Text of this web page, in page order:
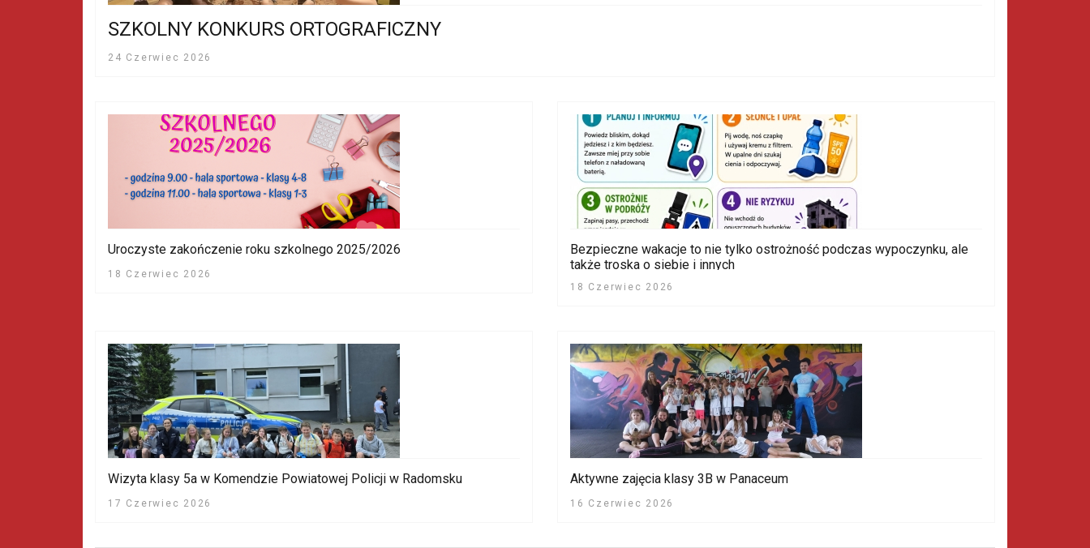
SZKOLNY KONKURS ORTOGRAFICZNY
24 Czerwiec 2026
Uroczyste zakończenie roku szkolnego 2025/2026
18 Czerwiec 2026
Bezpieczne wakacje to nie tylko ostrożność podczas wypoczynku, ale
także troska o siebie i innych
18 Czerwiec 2026
Wizyta klasy 5a w Komendzie Powiatowej Policji w Radomsku
17 Czerwiec 2026
Aktywne zajęcia klasy 3B w Panaceum
16 Czerwiec 2026